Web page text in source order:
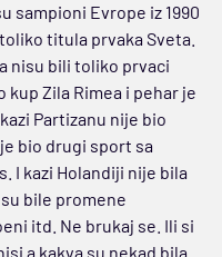
sampioni Evrope iz 1990
titula prvaka Sveta.
nisu bili toliko prvaci
kup Zila Rimea i pehar je
Partizanu nije bio
bio drugi sport sa
I kazi Holandiji nije bila
bile promene
itd. Ne brukaj se. Ili si
a kakva su nekad bila